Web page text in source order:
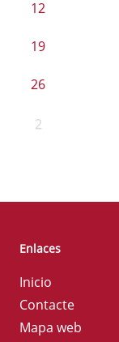
12
19
26
2
Enlaces
Inicio
Contacte
Mapa web